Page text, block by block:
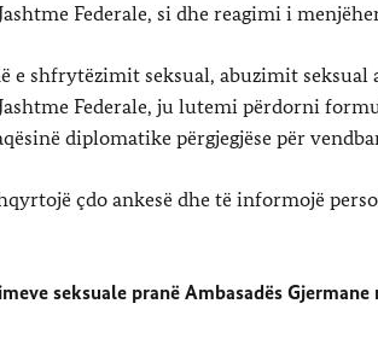
Federale, si dhe reagimi i
e shfrytëzimit seksual, abuzimit
Federale, ju lutemi përdorni
diplomatike përgjegjëse për
çdo ankesë dhe të informojë
seksuale pranë Ambasadës Gjermane